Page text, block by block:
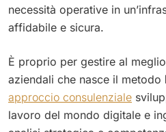
necessità operative in
affidabile e sicura.
È proprio per gestire al
aziendali che nasce il metodo
approccio consulenziale
lavoro del mondo digitale e